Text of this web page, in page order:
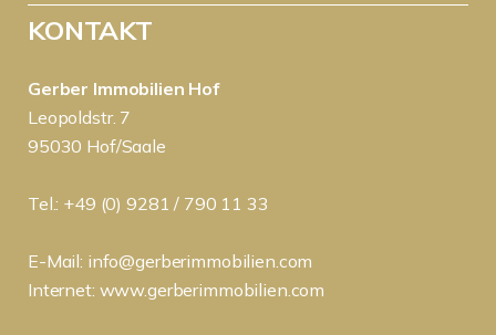
KONTAKT
Gerber Immobilien Hof
Leopoldstr. 7
95030 Hof/Saale
Tel.: +49 (0) 9281 / 790 11 33
E-Mail: info@gerberimmobilien.com
Internet: www.gerberimmobilien.com